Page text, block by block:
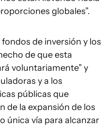
globales”.
de inversión y los
de que esta
voluntariamente” y
y a los
públicas que
de la expansión de los
única vía para alcanzar